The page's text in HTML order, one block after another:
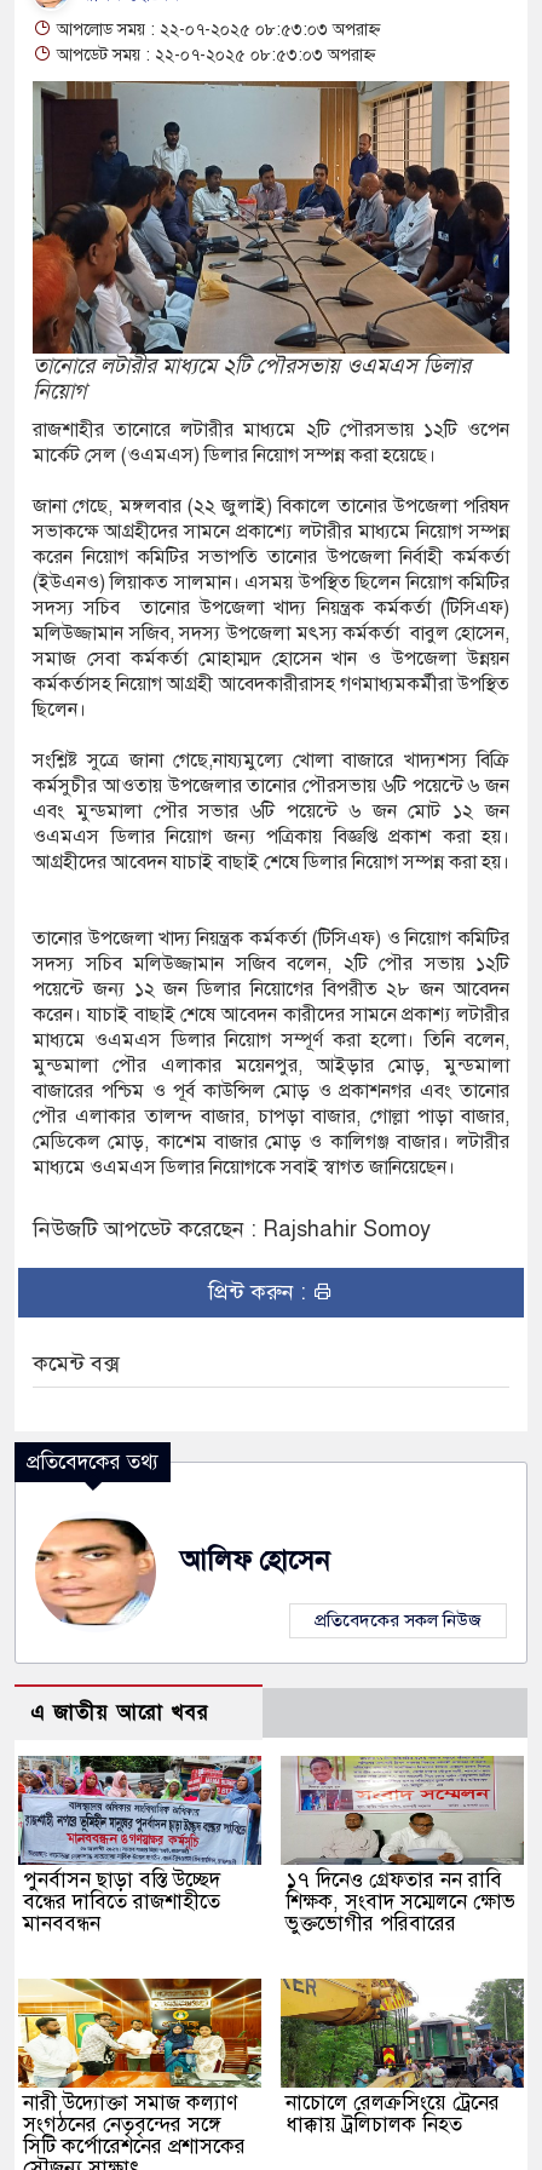
পর ব্যাটেই জবাব, অস্ট্রেলিয়ার বিপক্ষে মিরাজের
ক্রীড়াবিদদের জন্য আন্তর্জাতিক মানের জাতীয়
আয়োজন করবে সরকার
সিদ্ধান্তের বার্তা রিয়ালের, চুক্তি নবায়নে জোর
লোকশিল্পী স্বাগত দে আর নেই, শোকের ছায়া বাংলা
বাংলাদেশিদের সতর্ক করল ঢাকাস্থ ভারতীয়
থেকে জাতীয় গ্রিডে গ্যাস সরবরাহ বেড়ে
হচ্ছে ‘ফ্যামিলি কার্ড’ কর্মসূচি, চার বছরে অন্তর্ভুক্ত
পরিবার
ক্যারোলাইনায় বন্দুক হামলায় নিহত ৩, একই
জড়িত
কল্যাণ সংগঠনের নেতৃবৃন্দের সঙ্গে সিটি
অভিযানে প্রবাস ফেরত ব্যক্তির মৃত্যু,
আপলোড সময় : ২২-০৭-২০২৫ ০৮:৫৩:০৩ অপরাহ্ন
আপডেট সময় : ২২-০৭-২০২৫ ০৮:৫৩:০৩ অপরাহ্ন
তানোরে লটারীর মাধ্যমে ২টি পৌরসভায় ওএমএস ডিলার
নিয়োগ
রাজশাহীর তানোরে লটারীর মাধ্যমে ২টি পৌরসভায় ১২টি ওপেন
মার্কেট সেল (ওএমএস) ডিলার নিয়োগ সম্পন্ন করা হয়েছে।
জানা গেছে, মঙ্গলবার (২২ জুলাই) বিকালে তানোর উপজেলা পরিষদ
সভাকক্ষে আগ্রহীদের সামনে প্রকাশ্যে লটারীর মাধ্যমে নিয়োগ সম্পন্ন
করেন নিয়োগ কমিটির সভাপতি তানোর উপজেলা নির্বাহী কর্মকর্তা
(ইউএনও) লিয়াকত সালমান। এসময় উপস্থিত ছিলেন নিয়োগ কমিটির
সদস্য সচিব তানোর উপজেলা খাদ্য নিয়ন্ত্রক কর্মকর্তা (টিসিএফ)
মলিউজ্জামান সজিব, সদস্য উপজেলা মৎস্য কর্মকর্তা বাবুল হোসেন,
সমাজ সেবা কর্মকর্তা মোহাম্মদ হোসেন খান ও উপজেলা উন্নয়ন
কর্মকর্তাসহ নিয়োগ আগ্রহী আবেদকারীরাসহ গণমাধ্যমকর্মীরা উপস্থিত
ছিলেন।
সংশ্লিষ্ট সুত্রে জানা গেছে,নায্যমুল্যে খোলা বাজারে খাদ্যশস্য বিক্রি
কর্মসুচীর আওতায় উপজেলার তানোর পৌরসভায় ৬টি পয়েন্টে ৬ জন
এবং মুন্ডমালা পৌর সভার ৬টি পয়েন্টে ৬ জন মোট ১২ জন
ওএমএস ডিলার নিয়োগ জন্য পত্রিকায় বিজ্ঞপ্তি প্রকাশ করা হয়।
আগ্রহীদের আবেদন যাচাই বাছাই শেষে ডিলার নিয়োগ সম্পন্ন করা হয়।
তানোর উপজেলা খাদ্য নিয়ন্ত্রক কর্মকর্তা (টিসিএফ) ও নিয়োগ কমিটির
সদস্য সচিব মলিউজ্জামান সজিব বলেন, ২টি পৌর সভায় ১২টি
পয়েন্টে জন্য ১২ জন ডিলার নিয়োগের বিপরীত ২৮ জন আবেদন
করেন। যাচাই বাছাই শেষে আবেদন কারীদের সামনে প্রকাশ্য লটারীর
মাধ্যমে ওএমএস ডিলার নিয়োগ সম্পূর্ণ করা হলো। তিনি বলেন,
মুন্ডমালা পৌর এলাকার ময়েনপুর, আইড়ার মোড়, মুন্ডমালা
বাজারের পশ্চিম ও পূর্ব কাউন্সিল মোড় ও প্রকাশনগর এবং তানোর
পৌর এলাকার তালন্দ বাজার, চাপড়া বাজার, গোল্লা পাড়া বাজার,
মেডিকেল মোড়, কাশেম বাজার মোড় ও কালিগঞ্জ বাজার। লটারীর
মাধ্যমে ওএমএস ডিলার নিয়োগকে সবাই স্বাগত জানিয়েছেন।
নিউজটি আপডেট করেছেন : Rajshahir Somoy
প্রিন্ট করুন :
কমেন্ট বক্স
প্রতিবেদকের তথ্য
আলিফ হোসেন
প্রতিবেদকের সকল নিউজ
এ জাতীয় আরো খবর
পুনর্বাসন ছাড়া বস্তি উচ্ছেদ
বন্ধের দাবিতে রাজশাহীতে
মানববন্ধন
১৭ দিনেও গ্রেফতার নন রাবি
শিক্ষক, সংবাদ সম্মেলনে ক্ষোভ
ভুক্তভোগীর পরিবারের
নারী উদ্যোক্তা সমাজ কল্যাণ
সংগঠনের নেতৃবৃন্দের সঙ্গে
সিটি কর্পোরেশনের প্রশাসকের
নাচোলে রেলক্রসিংয়ে ট্রেনের
ধাক্কায় ট্রলিচালক নিহত